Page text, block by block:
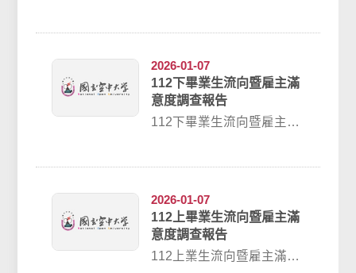
2026-01-07
112下畢業生流向暨雇主滿
意度調查報告
112下畢業生流向暨雇主滿
2026-01-07
112上畢業生流向暨雇主滿
意度調查報告
112上業生流向暨雇主滿意